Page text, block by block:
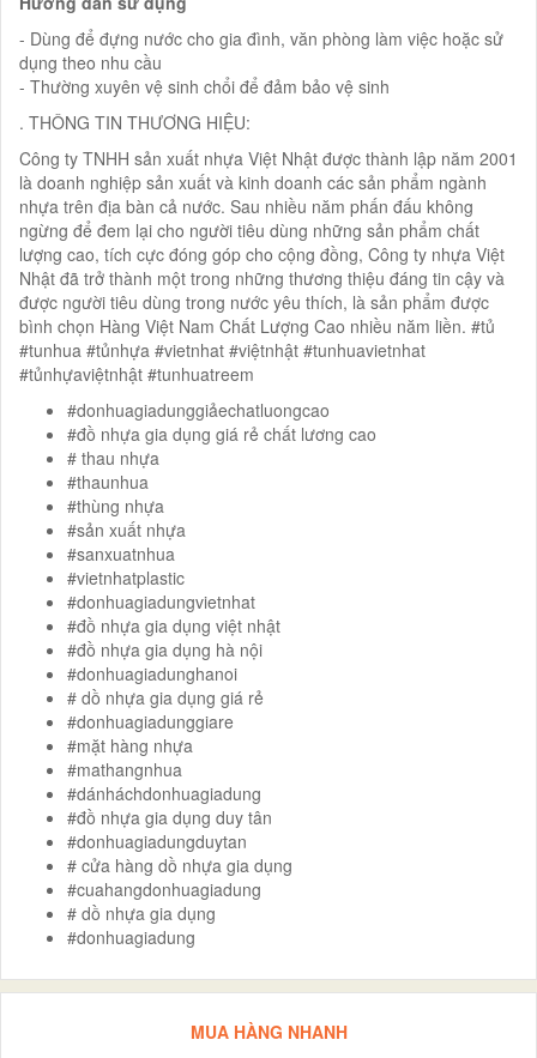
- Dùng để đựng nước cho gia đình, văn phòng làm việc hoặc sử
dụng theo nhu cầu
- Thường xuyên vệ sinh chổi để đảm bảo vệ sinh
. THÔNG TIN THƯƠNG HIỆU:
Công ty TNHH sản xuất nhựa Việt Nhật được thành lập năm 2001
là doanh nghiệp sản xuất và kinh doanh các sản phẩm ngành
nhựa trên địa bàn cả nước. Sau nhiều năm phấn đấu không
ngừng để đem lại cho người tiêu dùng những sản phẩm chất
lượng cao, tích cực đóng góp cho cộng đồng, Công ty nhựa Việt
Nhật đã trở thành một trong những thương thiệu đáng tin cậy và
được người tiêu dùng trong nước yêu thích, là sản phẩm được
bình chọn Hàng Việt Nam Chất Lượng Cao nhiều năm liền. #tủ
#tunhua #tủnhựa #vietnhat #việtnhật #tunhuavietnhat
#tủnhựaviệtnhật #tunhuatreem
#donhuagiadunggiảechatluongcao
#đồ nhựa gia dụng giá rẻ chất lương cao
# thau nhựa
#thaunhua
#thùng nhựa
#sản xuất nhựa
#sanxuatnhua
#vietnhatplastic
#donhuagiadungvietnhat
#đồ nhựa gia dụng việt nhật
#đồ nhựa gia dụng hà nội
#donhuagiadunghanoi
# dồ nhựa gia dụng giá rẻ
#donhuagiadunggiare
#mặt hàng nhựa
#mathangnhua
#dánháchdonhuagiadung
#đồ nhựa gia dụng duy tân
#donhuagiadungduytan
# cửa hàng dồ nhựa gia dụng
#cuahangdonhuagiadung
# dồ nhựa gia dụng
#donhuagiadung
MUA HÀNG NHANH